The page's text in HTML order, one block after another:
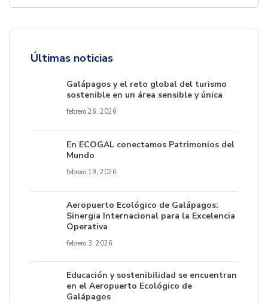
Últimas noticias
Galápagos y el reto global del turismo
sostenible en un área sensible y única
febrero 26, 2026
En ECOGAL conectamos Patrimonios del
Mundo
febrero 19, 2026
Aeropuerto Ecológico de Galápagos:
Sinergia Internacional para la Excelencia
Operativa
febrero 3, 2026
Educación y sostenibilidad se encuentran
en el Aeropuerto Ecológico de
Galápagos